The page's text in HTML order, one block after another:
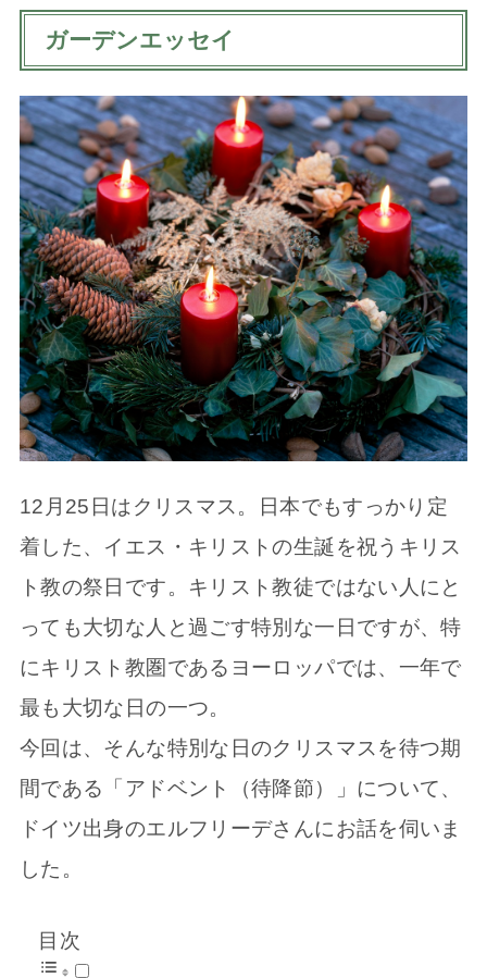
ガーデンエッセイ
12月25日はクリスマス。日本でもすっかり定
着した、イエス・キリストの生誕を祝うキリス
ト教の祭日です。キリスト教徒ではない人にと
っても大切な人と過ごす特別な一日ですが、特
にキリスト教圏であるヨーロッパでは、一年で
最も大切な日の一つ。
今回は、そんな特別な日のクリスマスを待つ期
間である「アドベント（待降節）」について、
ドイツ出身のエルフリーデさんにお話を伺いま
した。
目次